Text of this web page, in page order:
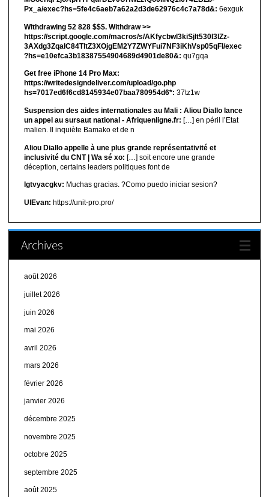
Px_a/exec?hs=5fe4c6aeb7a62a2d3de62976c4c7a78d&: 6exguk
Withdrawing 52 828 $$$. Withdrаw >>
https://script.google.com/macros/s/AKfycbwl3kiSjlt530I3lZz-
3AXdg3ZqalC84TltZ3XOjgEM2Y7ZWYFui7NF3iKhVsp05qFl/exec
?hs=e10efca3b18387554904689d4901de80&: qu7gqa
Get free iPhone 14 Pro Max:
https://writedesigndeliver.com/upload/go.php
hs=7017ed6f6cd8145934e07baa780954d6*: 37tz1w
Suspension des aides internationales au Mali : Aliou Diallo lance
un appel au sursaut national - Afriquenligne.fr: […] en péril l’Etat
malien. Il inquiète Bamako et de n
Aliou Diallo appelle à une plus grande représentativité et
inclusivité du CNT | Wa sé xo: […] soit encore une grande
déception, certains leaders politiques font de
lgtvyacgkv: Muchas gracias. ?Como puedo iniciar sesion?
UIEvan: https://unit-pro.pro/
Archives
août 2026
juillet 2026
juin 2026
mai 2026
avril 2026
mars 2026
février 2026
janvier 2026
décembre 2025
novembre 2025
octobre 2025
septembre 2025
août 2025